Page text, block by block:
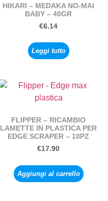
HIKARI – MEDAKA NO-MAI
BABY – 40GR
€6.14
Leggi tutto
FLIPPER – RICAMBIO
LAMETTE IN PLASTICA PER
EDGE SCRAPER – 10PZ
€17.90
Aggiungi al carrello